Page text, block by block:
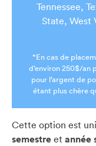
Tennessee,
State, West
*En cas de
d’environ 250$/an
pour l’argent de
étant plus chère
Cette option est
semestre et année